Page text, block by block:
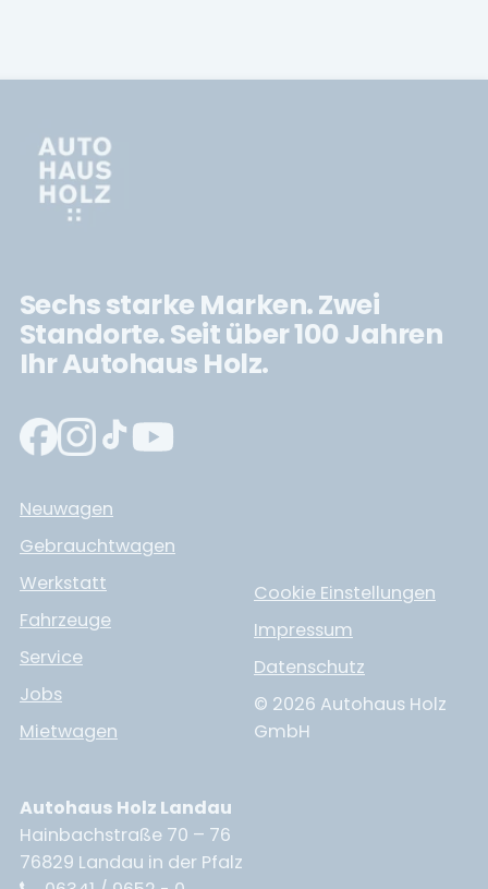
Sechs starke Marken. Zwei
Standorte. Seit über 100 Jahren
Ihr Autohaus Holz.
Neuwagen
Gebrauchtwagen
Werkstatt
Fahrzeuge
Service
Jobs
Mietwagen
Cookie Einstellungen
Impressum
Datenschutz
© 2026 Autohaus Holz
GmbH
Autohaus Holz Landau
Hainbachstraße 70 – 76
76829 Landau in der Pfalz